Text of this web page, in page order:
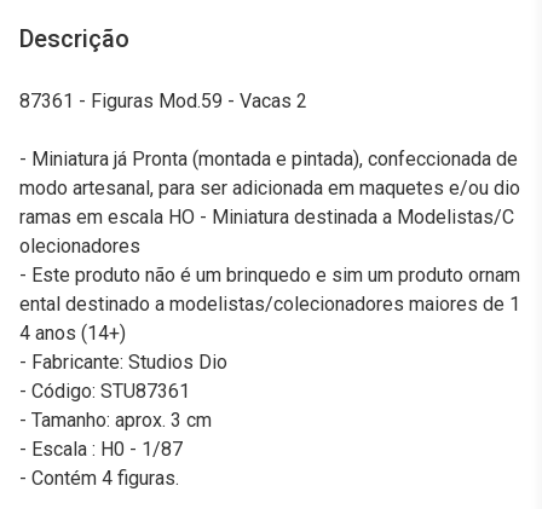
Descrição
87361 - Figuras Mod.59 - Vacas 2
- Miniatura já Pronta (montada e pintada), confeccionada de
modo artesanal, para ser adicionada em maquetes e/ou dio
ramas em escala HO - Miniatura destinada a Modelistas/C
olecionadores
- Este produto não é um brinquedo e sim um produto ornam
ental destinado a modelistas/colecionadores maiores de 1
4 anos (14+)
- Fabricante: Studios Dio
- Código: STU87361
- Tamanho: aprox. 3 cm
- Escala : H0 - 1/87
- Contém 4 figuras.